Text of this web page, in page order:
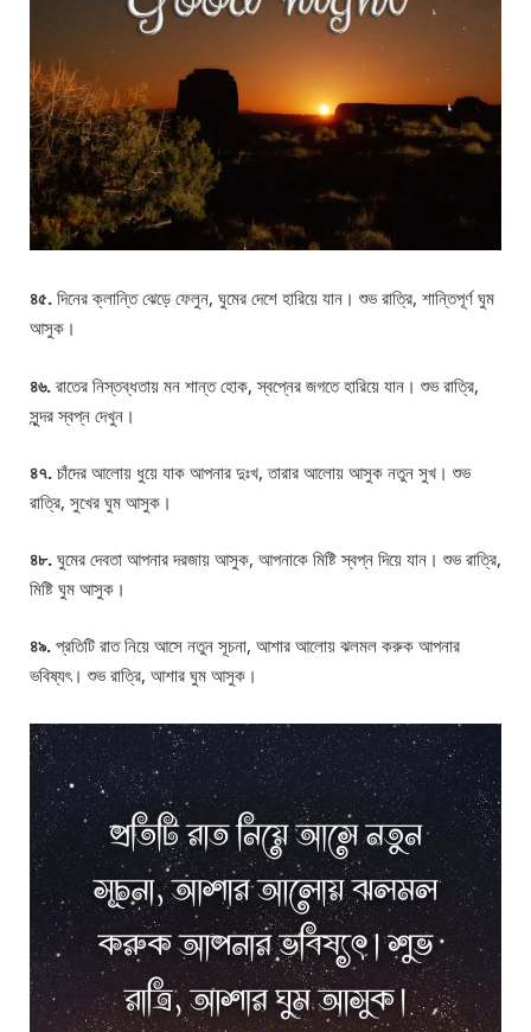
৪৫. দিনের ক্লান্তি ঝেড়ে ফেলুন, ঘুমের দেশে হারিয়ে যান। শুভ রাত্রি, শান্তিপূর্ণ ঘুম
আসুক।
৪৬. রাতের নিস্তব্ধতায় মন শান্ত হোক, স্বপ্নের জগতে হারিয়ে যান। শুভ রাত্রি,
সুন্দর স্বপ্ন দেখুন।
৪৭. চাঁদের আলোয় ধুয়ে যাক আপনার দুঃখ, তারার আলোয় আসুক নতুন সুখ। শুভ
রাত্রি, সুখের ঘুম আসুক।
৪৮. ঘুমের দেবতা আপনার দরজায় আসুক, আপনাকে মিষ্টি স্বপ্ন দিয়ে যান। শুভ রাত্রি,
মিষ্টি ঘুম আসুক।
৪৯. প্রতিটি রাত নিয়ে আসে নতুন সূচনা, আশার আলোয় ঝলমল করুক আপনার
ভবিষ্যৎ। শুভ রাত্রি, আশার ঘুম আসুক।